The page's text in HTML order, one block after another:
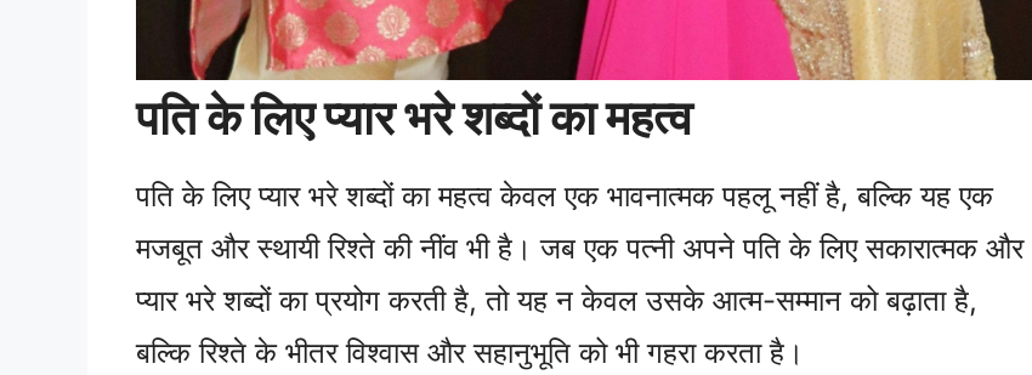
पति के लिए प्यार भरे शब्दों का महत्व
पति के लिए प्यार भरे शब्दों का महत्व केवल एक भावनात्मक पहलू नहीं है, बल्कि यह एक
मजबूत और स्थायी रिश्ते की नींव भी है। जब एक पत्नी अपने पति के लिए सकारात्मक और
प्यार भरे शब्दों का प्रयोग करती है, तो यह न केवल उसके आत्म-सम्मान को बढ़ाता है,
बल्कि रिश्ते के भीतर विश्वास और सहानुभूति को भी गहरा करता है।